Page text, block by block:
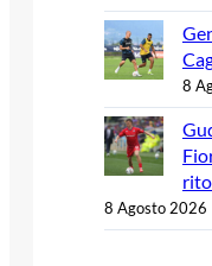
8
8 Agosto 2026